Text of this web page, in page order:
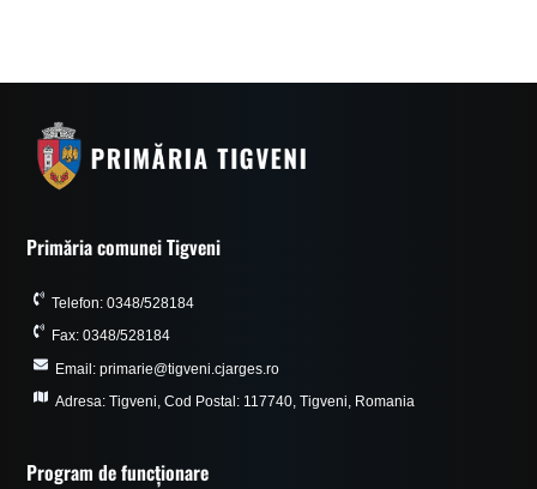
Primăria comunei Tigveni
Telefon: 0348/528184
Fax: 0348/528184
Email: primarie@tigveni.cjarges.ro
Adresa: Tigveni, Cod Postal: 117740, Tigveni, Romania
Program de funcționare